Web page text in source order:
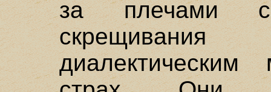
за плечами
диалектическим